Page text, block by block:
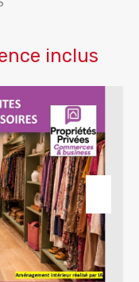
inclus